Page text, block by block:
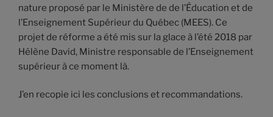
nature proposé par le Ministère de de l’Éducation et de
l’Enseignement Supérieur du Québec (MEES). Ce
projet de réforme a été mis sur la glace à l’été 2018 par
Hélène David, Ministre responsable de l’Enseignement
supérieur à ce moment là.
J’en recopie ici les conclusions et recommandations.